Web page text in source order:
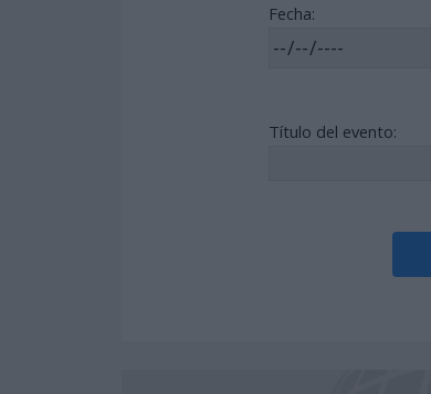
Fecha:
Título del evento: